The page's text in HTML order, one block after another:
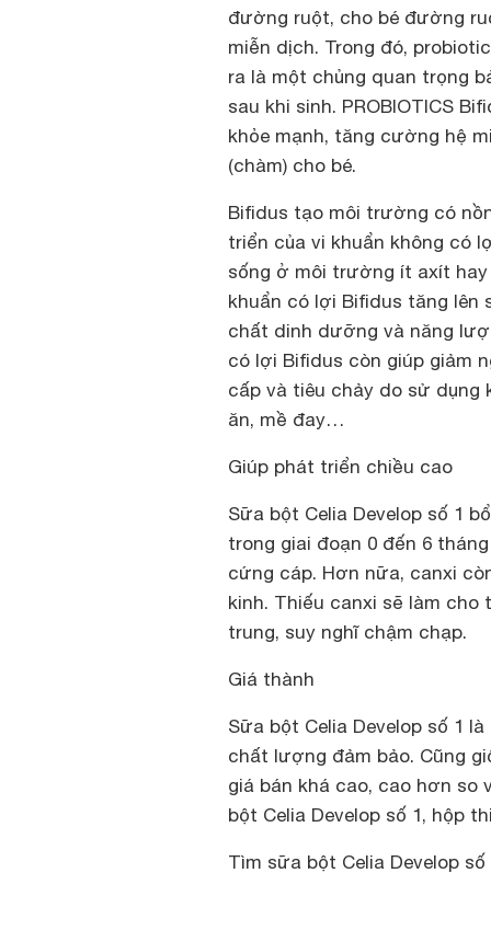
đường ruột, cho bé đường
miễn dịch. Trong đó,
ra là một chủng quan trọng
sau khi sinh. PROBIOTICS
khỏe mạnh, tăng cường hệ
(chàm) cho bé.
Bifidus tạo môi trường có
triển của vi khuẩn không có
sống ở môi trường ít axít
khuẩn có lợi Bifidus tăng lên
chất dinh dưỡng và năng
có lợi Bifidus còn giúp giảm
cấp và tiêu chảy do sử dụng
ăn, mề đay…
Giúp phát triển chiều cao
Sữa bột Celia Develop số 1
trong giai đoạn 0 đến 6
cứng cáp. Hơn nữa, canxi
kinh. Thiếu canxi sẽ làm
trung, suy nghĩ chậm chạp.
Giá thành
Sữa bột Celia Develop số 1
chất lượng đảm bảo. Cũng
giá bán khá cao, cao hơn so
bột Celia Develop số 1, hộp
Tìm sữa bột Celia Develop